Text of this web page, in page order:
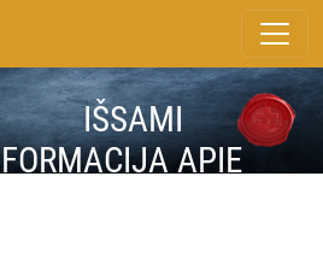
IŠSAMI
APIE